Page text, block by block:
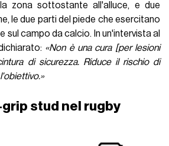
zona sottostante all'alluce, e due
le due parti del piede che esercitano
sul campo da calcio. In un'intervista al
«Non è una cura [per lesioni
di sicurezza. Riduce il rischio di
stud nel rugby